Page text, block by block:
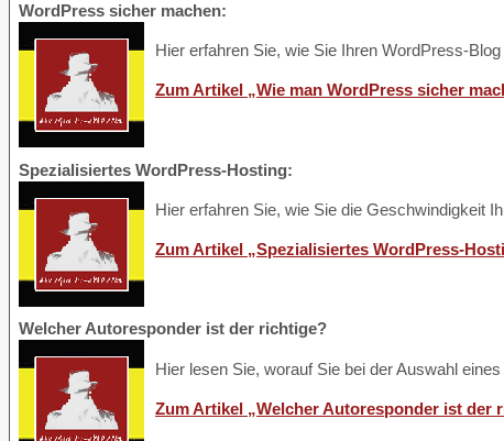
WordPress sicher machen:
Hier erfahren Sie, wie Sie Ihren WordPress-
Zum Artikel „Wie man WordPress sicher
Spezialisiertes WordPress-Hosting:
Hier erfahren Sie, wie Sie die Geschwindigkeit
Zum Artikel „Spezialisiertes WordPress-
Welcher Autoresponder ist der richtige?
Hier lesen Sie, worauf Sie bei der Auswahl
Zum Artikel „Welcher Autoresponder ist der